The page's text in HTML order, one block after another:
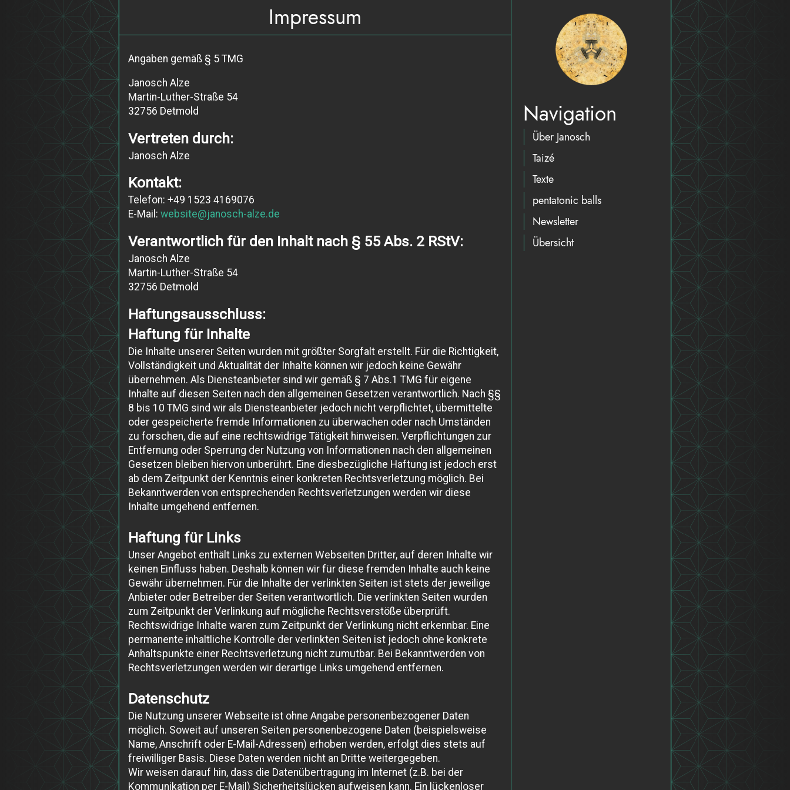
Impressum
Angaben gemäß § 5 TMG
Janosch Alze
Martin-Luther-Straße 54
32756 Detmold
Vertreten durch:
Janosch Alze
Kontakt:
Telefon: +49 1523 4169076
E-Mail: website@janosch-alze.de
Verantwortlich für den Inhalt nach § 55 Abs. 2 RStV:
Janosch Alze
Martin-Luther-Straße 54
32756 Detmold
Haftungsausschluss:
Haftung für Inhalte
Die Inhalte unserer Seiten wurden mit größter Sorgfalt erstellt. Für die Richtigkeit,
Vollständigkeit und Aktualität der Inhalte können wir jedoch keine Gewähr
übernehmen. Als Diensteanbieter sind wir gemäß § 7 Abs.1 TMG für eigene
Inhalte auf diesen Seiten nach den allgemeinen Gesetzen verantwortlich. Nach §§
8 bis 10 TMG sind wir als Diensteanbieter jedoch nicht verpflichtet, übermittelte
oder gespeicherte fremde Informationen zu überwachen oder nach Umständen
zu forschen, die auf eine rechtswidrige Tätigkeit hinweisen. Verpflichtungen zur
Entfernung oder Sperrung der Nutzung von Informationen nach den allgemeinen
Gesetzen bleiben hiervon unberührt. Eine diesbezügliche Haftung ist jedoch erst
ab dem Zeitpunkt der Kenntnis einer konkreten Rechtsverletzung möglich. Bei
Bekanntwerden von entsprechenden Rechtsverletzungen werden wir diese
Inhalte umgehend entfernen.
Haftung für Links
Unser Angebot enthält Links zu externen Webseiten Dritter, auf deren Inhalte wir
keinen Einfluss haben. Deshalb können wir für diese fremden Inhalte auch keine
Gewähr übernehmen. Für die Inhalte der verlinkten Seiten ist stets der jeweilige
Anbieter oder Betreiber der Seiten verantwortlich. Die verlinkten Seiten wurden
zum Zeitpunkt der Verlinkung auf mögliche Rechtsverstöße überprüft.
Rechtswidrige Inhalte waren zum Zeitpunkt der Verlinkung nicht erkennbar. Eine
permanente inhaltliche Kontrolle der verlinkten Seiten ist jedoch ohne konkrete
Anhaltspunkte einer Rechtsverletzung nicht zumutbar. Bei Bekanntwerden von
Rechtsverletzungen werden wir derartige Links umgehend entfernen.
Datenschutz
Die Nutzung unserer Webseite ist ohne Angabe personenbezogener Daten
möglich. Soweit auf unseren Seiten personenbezogene Daten (beispielsweise
Name, Anschrift oder E-Mail-Adressen) erhoben werden, erfolgt dies stets auf
freiwilliger Basis. Diese Daten werden nicht an Dritte weitergegeben.
Wir weisen darauf hin, dass die Datenübertragung im Internet (z.B. bei der
Kommunikation per E-Mail) Sicherheitslücken aufweisen kann. Ein lückenloser
Navigation
Über Janosch
Taizé
Texte
pentatonic balls
Newsletter
Übersicht